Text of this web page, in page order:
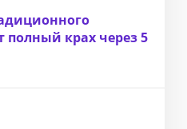
полный крах через 5